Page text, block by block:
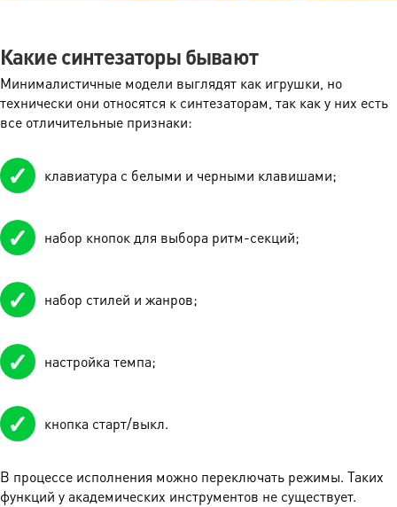
Какие синтезаторы бывают
Минималистичные модели выглядят как игрушки, но
технически они относятся к синтезаторам, так как у них есть
все отличительные признаки:
клавиатура с белыми и черными клавишами;
набор кнопок для выбора ритм-секций;
набор стилей и жанров;
настройка темпа;
кнопка старт/выкл.
В процессе исполнения можно переключать режимы. Таких
функций у академических инструментов не существует.